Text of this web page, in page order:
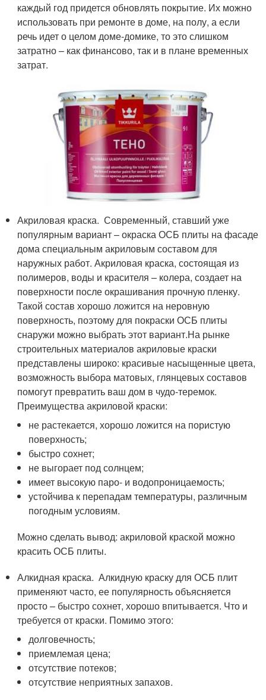
каждый год придется обновлять покрытие. Их можно
использовать при ремонте в доме, на полу, а если
речь идет о целом доме-домике, то это слишком
затратно – как финансово, так и в плане временных
затрат.
Акриловая краска. Современный, ставший уже
популярным вариант – окраска ОСБ плиты на фасаде
дома специальным акриловым составом для
наружных работ. Акриловая краска, состоящая из
полимеров, воды и красителя – колера, создает на
поверхности после окрашивания прочную пленку.
Такой состав хорошо ложится на неровную
поверхность, поэтому для покраски ОСБ плиты
снаружи можно выбрать этот вариант.На рынке
строительных материалов акриловые краски
представлены широко: красивые насыщенные цвета,
возможность выбора матовых, глянцевых составов
помогут превратить ваш дом в чудо-теремок.
Преимущества акриловой краски:
не растекается, хорошо ложится на пористую
поверхность;
быстро сохнет;
не выгорает под солнцем;
имеет высокую паро- и водопроницаемость;
устойчива к перепадам температуры, различным
погодным условиям.
Можно сделать вывод: акриловой краской можно
красить ОСБ плиты.
Алкидная краска. Алкидную краску для ОСБ плит
применяют часто, ее популярность объясняется
просто – быстро сохнет, хорошо впитывается. Что и
требуется от краски. Помимо этого:
долговечность;
приемлемая цена;
отсутствие потеков;
отсутствие неприятных запахов.